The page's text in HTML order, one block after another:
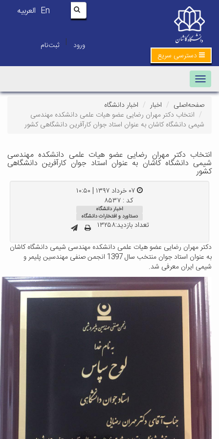
En العربیه
ورود |
ثبت‌نام
دسترسی سریع
Toggle navigation
صفحه‌اصلی اخبار
اخبار دانشگاه
انتخاب دکتر مهران رضایی عضو هیات علمی دانشکده مهندسی
شیمی دانشگاه کاشان به عنوان استاد جوان کارآفرین دانشگاهی کشور
دکتر مهران رضایی عضو هیات علمی دانشکده مهندسی
دانشگاه کاشان به عنوان استاد جوان کارآفرین دانشگاهی
کد : ۸۵۳۷
اخبار دانشگاه
دستاورد و افتخارات دانشگاه
تعداد بازدید:۱۳۲۵۸
مهران رضایی عضو هیات علمی دانشکده مهندسی شیمی دانشگاه کاشان
عنوان
استاد جوان منتخب سال 1397 انجمن صنفی مهندسین پلیمر و
ایران معرفی شد.